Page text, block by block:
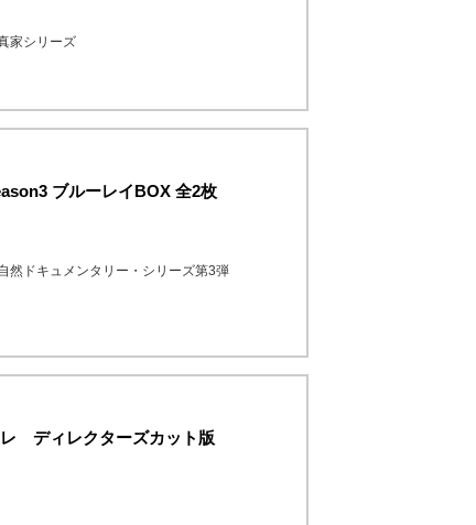
家シリーズ
ブルーレイBOX 全2枚
然ドキュメンタリー・シリーズ第3弾
ディレクターズカット版